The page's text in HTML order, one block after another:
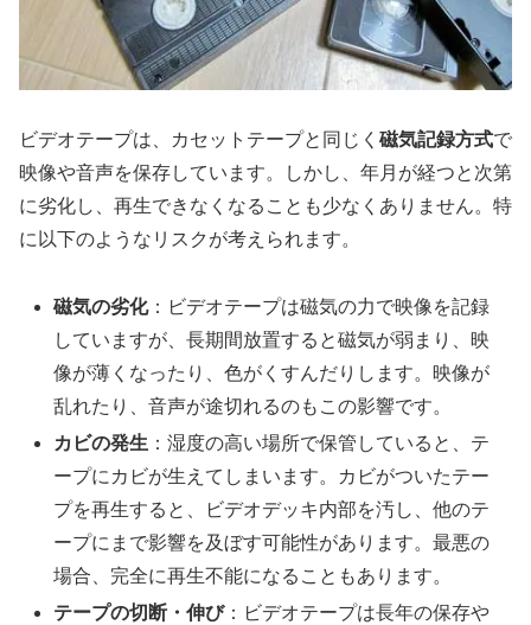
ビデオテープは、カセットテープと同じく 磁気記録方式で
映像や音声を保存しています。しかし、年月が経つと次第
に劣化し、再生できなくなることも少なくありません。特
に以下のようなリスクが考えられます。
磁気の劣化：ビデオテープは磁気の力で映像を記録
していますが、長期間放置すると磁気が弱まり、映
像が薄くなったり、色がくすんだりします。映像が
乱れたり、音声が途切れるのもこの影響です。
カビの発生 ：湿度の高い場所で保管していると、テ
ープにカビが生えてしまいます。カビがついたテー
プを再生すると、ビデオデッキ内部を汚し、他のテ
ープにまで影響を及ぼす可能性があります。最悪の
場合、完全に再生不能になることもあります。
テープの切断・伸び：ビデオテープは長年の保存や